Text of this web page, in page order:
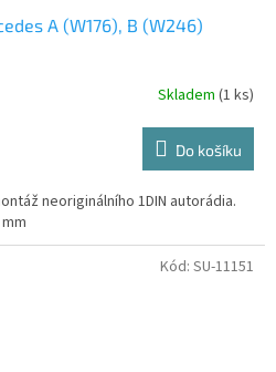
A (W176), B (W246)
Skladem (1 ks)
Do košíku
neoriginálního 1DIN autorádia.
Kód: SU-11151